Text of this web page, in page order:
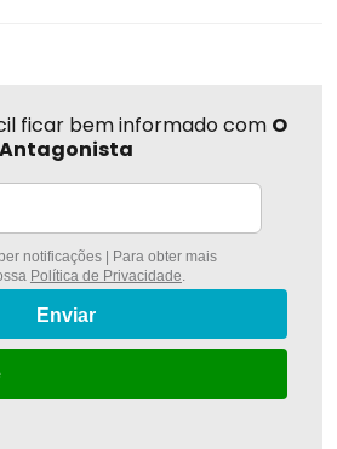
ficar bem informado com O
Antagonista
notificações | Para obter mais
Política de Privacidade
Enviar